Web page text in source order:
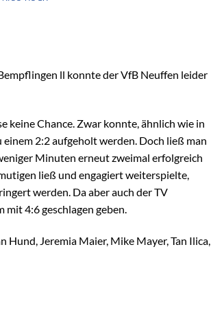
ll konnte der VfB Neuffen leider
keine Chance. Zwar konnte, ähnlich wie in
2:2 aufgeholt werden. Doch ließ man
Minuten erneut zweimal erfolgreich
ließ und engagiert weiterspielte,
werden. Da aber auch der TV
4:6 geschlagen geben.
Hund, Jeremia Maier, Mike Mayer, Tan Ilica,